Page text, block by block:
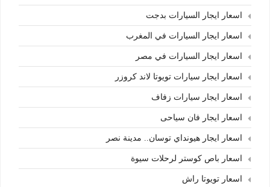
اسعار ايجار السيارات بدجت
اسعار ايجار السيارات في المغرب
اسعار ايجار السيارات في مصر
اسعار ايجار سيارات تويوتا لاند كروزر
اسعار ايجار سيارات زفاف
اسعار ايجار فان سياحى
اسعار ايجار هيونداي توسان.. مدينة نصر
اسعار باص كوستر لرحلات سيوة
اسعار تويوتا راش